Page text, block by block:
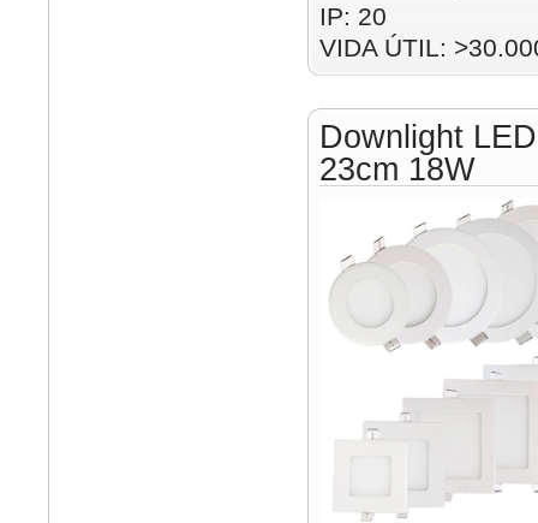
IP: 20
VIDA ÚTIL:
Downlight
23cm 18W